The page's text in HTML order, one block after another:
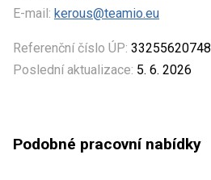
E-mail: kerous@teamio.eu
Referenční číslo ÚP: 33255620748
Poslední aktualizace: 5. 6. 2026
Podobné pracovní nabídky